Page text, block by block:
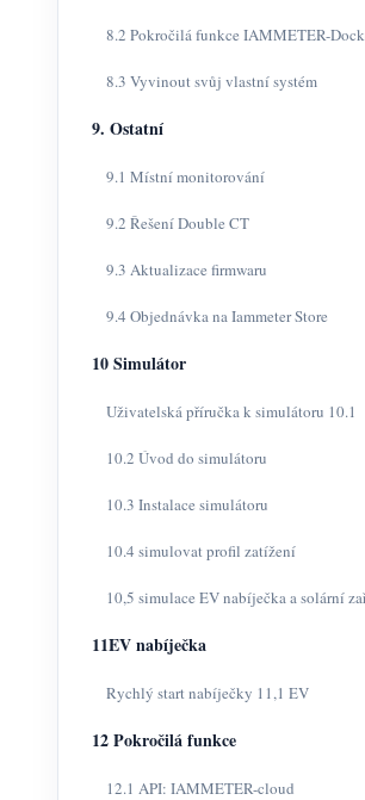
8.2 Pokročilá funkce IAMMETER-
8.3 Vyvinout svůj vlastní systém
9. Ostatní
9.1 Místní monitorování
9.2 Řešení Double CT
9.3 Aktualizace firmwaru
9.4 Objednávka na Iammeter Store
10 Simulátor
Uživatelská příručka k simulátoru 10.1
10.2 Úvod do simulátoru
10.3 Instalace simulátoru
10.4 simulovat profil zatížení
10,5 simulace EV nabíječka a solární
11EV nabíječka
Rychlý start nabíječky 11,1 EV
12 Pokročilá funkce
12.1 API: IAMMETER-cloud